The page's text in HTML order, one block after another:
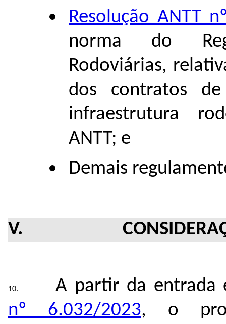
Resolução ANTT
norma do
Rodoviárias,
dos contratos
infraestrutura
ANTT; e
Demais
V.
A partir da entrada
nº 6.032/2023, o